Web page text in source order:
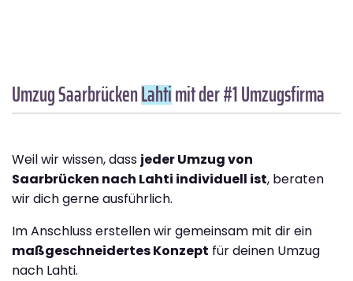
Umzug SaarbrückenLahtimit der #1 Umzugsfirma
Weil wir wissen, dass jeder Umzug von
Saarbrücken nach Lahti individuell ist, beraten
wir dich gerne ausführlich.
Im Anschluss erstellen wir gemeinsam mit dir ein
maßgeschneidertes Konzept für deinen Umzug
nach Lahti.